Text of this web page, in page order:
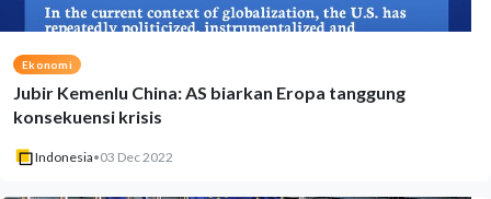
Ekonomi
Jubir Kemenlu China: AS biarkan Eropa tanggung
konsekuensi krisis
Indonesia•03 Dec 2022